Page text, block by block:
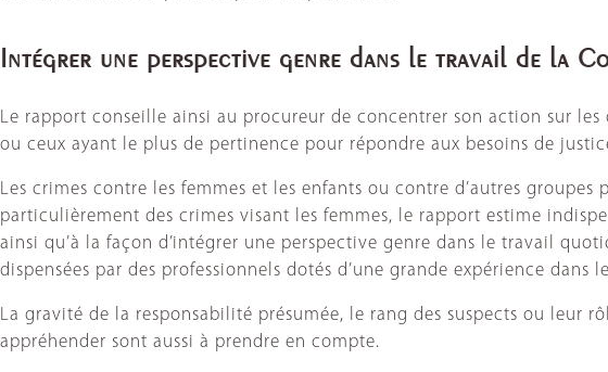
Intégrer une perspective genre dans le travail de la
Le rapport conseille ainsi au procureur de concentrer son action sur
ou ceux ayant le plus de pertinence pour répondre aux besoins de
Les crimes contre les femmes et les enfants ou contre d’autres
particulièrement des crimes visant les femmes, le rapport estime
ainsi qu’à la façon d’intégrer une perspective genre dans le travail
dispensées par des professionnels dotés d’une grande expérience
La gravité de la responsabilité présumée, le rang des suspects ou leur
appréhender sont aussi à prendre en compte.